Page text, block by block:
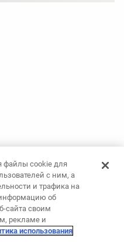
файлы cookie для
с ним, а
и трафика на
об
сайта своим
рекламе и
использования